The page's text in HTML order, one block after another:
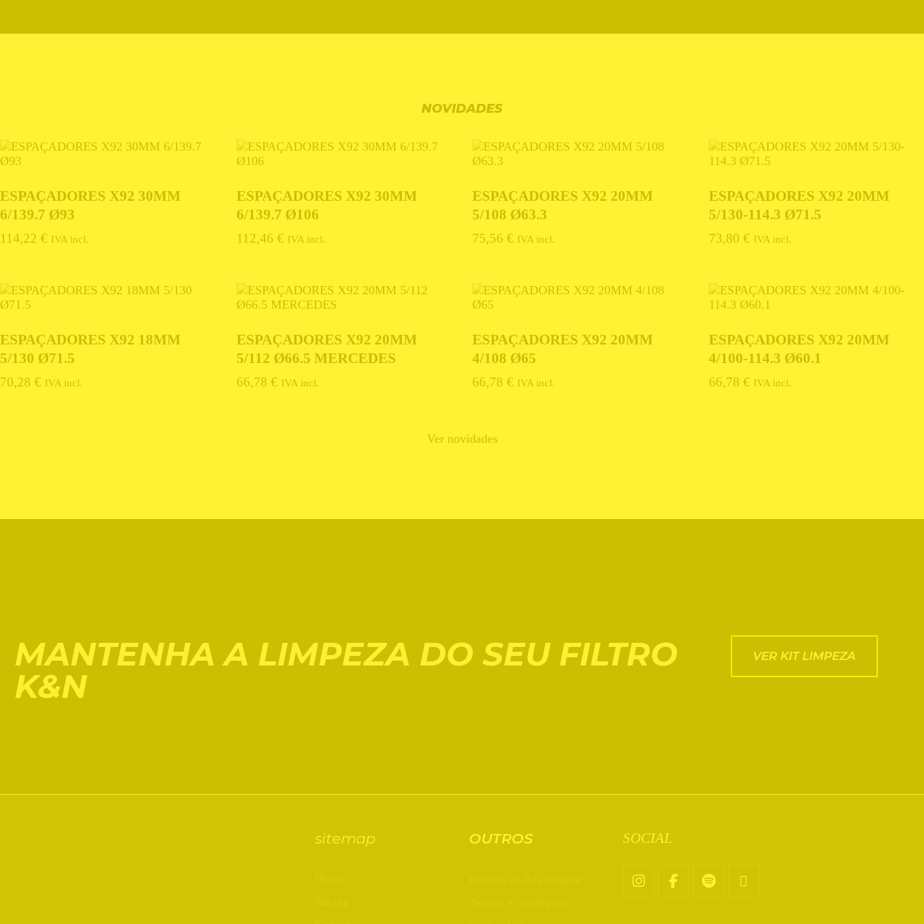
NOVIDADES
ESPAÇADORES X92 30MM
6/139.7 Ø93
114,22 € IVA incl.
ESPAÇADORES X92 30MM
6/139.7 Ø106
112,46 € IVA incl.
ESPAÇADORES X92 20MM
5/108 Ø63.3
75,56 € IVA incl.
ESPAÇADORES X92 20MM
5/130-114.3 Ø71.5
73,80 € IVA incl.
ESPAÇADORES X92 18MM
5/130 Ø71.5
70,28 € IVA incl.
ESPAÇADORES X92 20MM
5/112 Ø66.5 MERCEDES
66,78 € IVA incl.
ESPAÇADORES X92 20MM
4/108 Ø65
66,78 € IVA incl.
ESPAÇADORES X92 20MM
4/100-114.3 Ø60.1
66,78 € IVA incl.
Ver novidades
MANTENHA A LIMPEZA DO SEU FILTRO
K&N
VER KIT LIMPEZA
sitemap OUTROS SOCIAL